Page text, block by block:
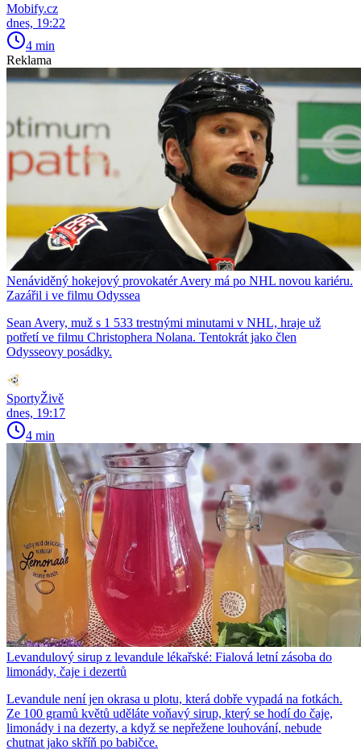
Mobify.cz
dnes, 19:22
4 min
Reklama
Nenáviděný hokejový provokatér Avery má po NHL novou kariéru.
Zazářil i ve filmu Odyssea
Sean Avery, muž s 1 533 trestnými minutami v NHL, hraje už
potřetí ve filmu Christophera Nolana. Tentokrát jako člen
Odysseovy posádky.
SportyŽivě
dnes, 19:17
4 min
Levandulový sirup z levandule lékařské: Fialová letní zásoba do
limonády, čaje i dezertů
Levandule není jen okrasa u plotu, která dobře vypadá na fotkách.
Ze 100 gramů květů uděláte voňavý sirup, který se hodí do čaje,
limonády i na dezerty, a když se nepřežene louhování, nebude
chutnat jako skříň po babičce.